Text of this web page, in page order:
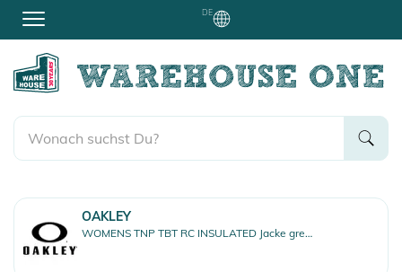
DE
OAKLEY
WOMENS TNP TBT RC INSULATED Jacke green lk/white/hunter gr